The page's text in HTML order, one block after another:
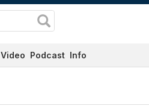
Video Podcast Info